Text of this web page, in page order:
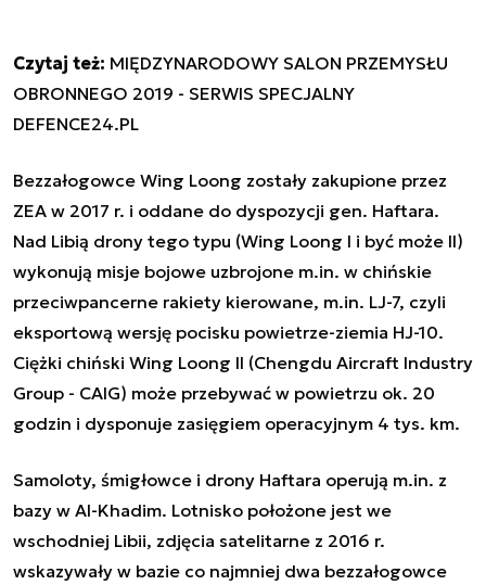
Czytaj też: MIĘDZYNARODOWY SALON PRZEMYSŁU
OBRONNEGO 2019 - SERWIS SPECJALNY
DEFENCE24.PL
Bezzałogowce Wing Loong zostały zakupione przez
ZEA w 2017 r. i oddane do dyspozycji gen. Haftara.
Nad Libią drony tego typu (Wing Loong I i być może II)
wykonują misje bojowe uzbrojone m.in. w chińskie
przeciwpancerne rakiety kierowane, m.in. LJ-7, czyli
eksportową wersję pocisku powietrze-ziemia HJ-10.
Ciężki chiński Wing Loong II (Chengdu Aircraft Industry
Group - CAIG) może przebywać w powietrzu ok. 20
godzin i dysponuje zasięgiem operacyjnym 4 tys. km.
Samoloty, śmigłowce i drony Haftara operują m.in. z
bazy w Al-Khadim. Lotnisko położone jest we
wschodniej Libii, zdjęcia satelitarne z 2016 r.
wskazywały w bazie co najmniej dwa bezzałogowce